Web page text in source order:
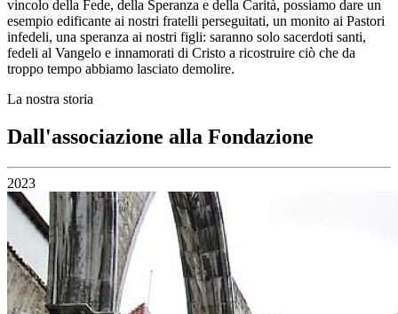
vincolo della Fede, della Speranza e della Carità, possiamo dare un
esempio edificante ai nostri fratelli perseguitati, un monito ai Pastori
infedeli, una speranza ai nostri figli: saranno solo sacerdoti santi,
fedeli al Vangelo e innamorati di Cristo a ricostruire ciò che da
troppo tempo abbiamo lasciato demolire.
La nostra storia
Dall'associazione alla Fondazione
2023